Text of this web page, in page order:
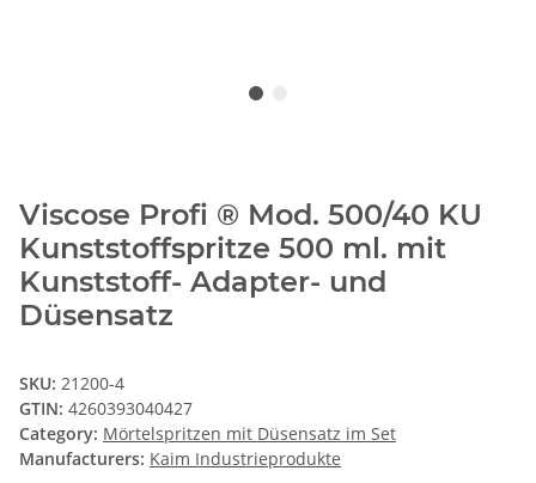
Viscose Profi ® Mod. 500/40 KU
Kunststoffspritze 500 ml. mit
Kunststoff- Adapter- und
Düsensatz
SKU: 21200-4
GTIN: 4260393040427
Category: Mörtelspritzen mit Düsensatz im Set
Manufacturers: Kaim Industrieprodukte